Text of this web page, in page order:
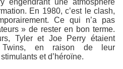
engendrant une atmosphère
En 1980, c’est le clash,
Ce qui n’a pas
» de rester en bon terme.
Tyler et Joe Perry étaient
Twins, en raison de leur
et d’héroïne.